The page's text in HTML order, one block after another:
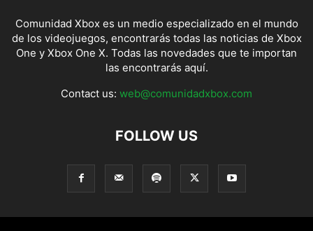
Comunidad Xbox es un medio especializado en el mundo
de los videojuegos, encontrarás todas las noticias de Xbox
One y Xbox One X. Todas las novedades que te importan
las encontrarás aquí.
Contact us: web@comunidadxbox.com
FOLLOW US